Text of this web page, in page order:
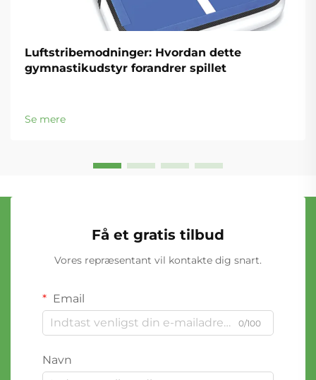
Luftstribemodninger: Hvordan dette
gymnastikudstyr forandrer spillet
Se mere
Få et gratis tilbud
Vores repræsentant vil kontakte dig snart.
Email
0/100
Navn